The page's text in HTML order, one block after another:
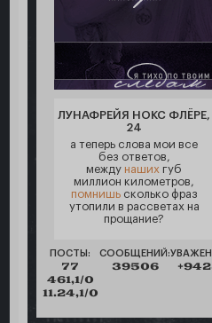
ЛУНАФРЕЙЯ НОКС ФЛЁРЕ,
24
а теперь слова мои все
без ответов,
между наших губ
миллион километров,
помнишьсколько фраз
утопили в рассветах на
прощание?
ПОСТЫ:
77
461,1/0
11.24,1/0
СООБЩЕНИЙ:
39506